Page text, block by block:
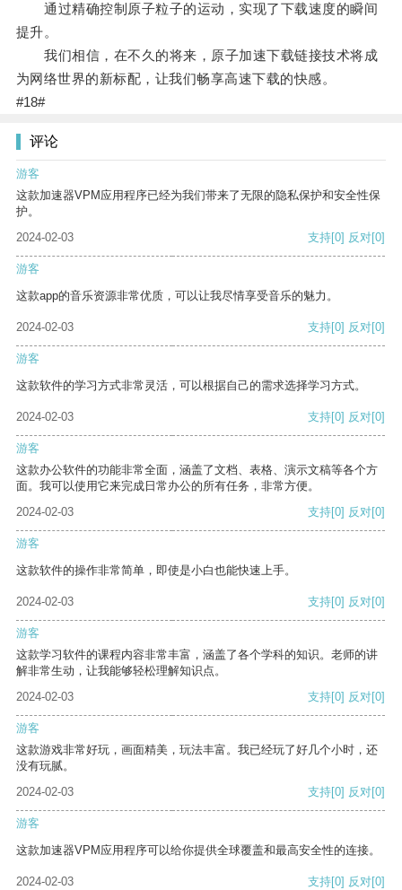
通过精确控制原子粒子的运动，实现了下载速度的瞬间
提升。
我们相信，在不久的将来，原子加速下载链接技术将成
为网络世界的新标配，让我们畅享高速下载的快感。
#18#
评论
游客
这款加速器VPM应用程序已经为我们带来了无限的隐私保护和安全性保
护。
2024-02-03
支持[0] 反对[0]
游客
这款app的音乐资源非常优质，可以让我尽情享受音乐的魅力。
2024-02-03 支持[0] 反对[0]
游客
这款软件的学习方式非常灵活，可以根据自己的需求选择学习方式。
2024-02-03 支持[0] 反对[0]
游客
这款办公软件的功能非常全面，涵盖了文档、表格、演示文稿等各个方
面。我可以使用它来完成日常办公的所有任务，非常方便。
2024-02-03
支持[0] 反对[0]
游客
这款软件的操作非常简单，即使是小白也能快速上手。
2024-02-03 支持[0] 反对[0]
游客
这款学习软件的课程内容非常丰富，涵盖了各个学科的知识。老师的讲
解非常生动，让我能够轻松理解知识点。
2024-02-03
支持[0] 反对[0]
游客
这款游戏非常好玩，画面精美，玩法丰富。我已经玩了好几个小时，还
没有玩腻。
2024-02-03
支持[0] 反对[0]
游客
这款加速器VPM应用程序可以给你提供全球覆盖和最高安全性的连接。
2024-02-03 支持[0] 反对[0]